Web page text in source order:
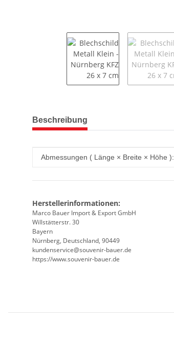
weitere Registerkarten anzeigen
Beschreibung
Produkteigenschaft
Wert
Abmessungen ( Länge × Breite × Höhe ):
Herstellerinformationen:
Marco Bauer Import & Export GmbH
Willstätterstr. 30
Bayern
Nürnberg, Deutschland, 90449
kundenservice@souvenir-bauer.de
https://www.souvenir-bauer.de